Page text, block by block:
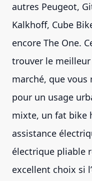
autres Peugeot,
Kalkhoff, Cube
encore The One.
trouver le
marché, que vous
pour un usage
mixte, un fat bike
assistance
électrique pliable
excellent choix si